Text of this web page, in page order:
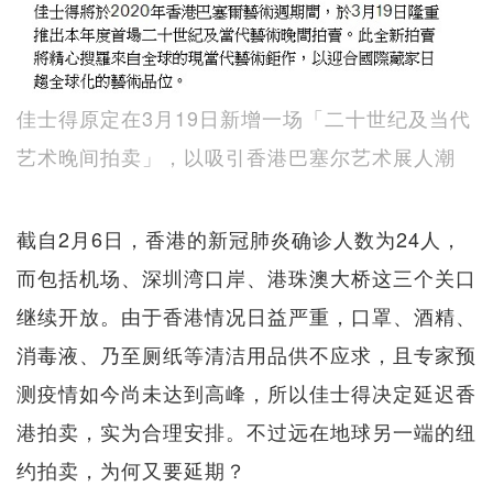
佳士得原定在3月19日新增一场「二十世纪及当代
艺术晚间拍卖」，以吸引香港巴塞尔艺术展人潮
截自2月6日，香港的新冠肺炎确诊人数为24人，
而包括机场、深圳湾口岸、港珠澳大桥这三个关口
继续开放。由于香港情况日益严重，口罩、酒精、
消毒液、乃至厕纸等清洁用品供不应求，且专家预
测疫情如今尚未达到高峰，所以佳士得决定延迟香
港拍卖，实为合理安排。不过远在地球另一端的纽
约拍卖，为何又要延期？